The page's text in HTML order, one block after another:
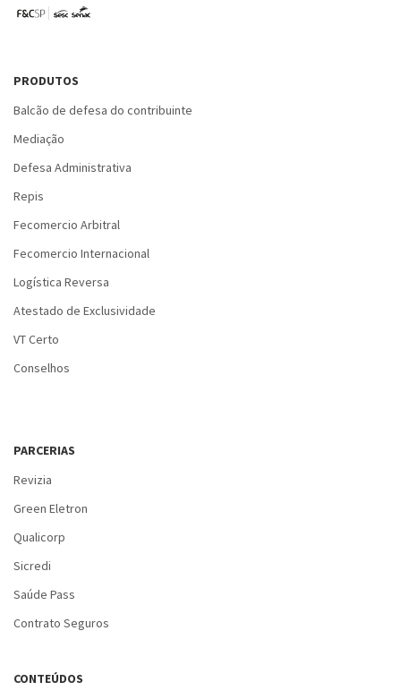
PRODUTOS
Balcão de defesa do contribuinte
Mediação
Defesa Administrativa
Repis
Fecomercio Arbitral
Fecomercio Internacional
Logística Reversa
Atestado de Exclusividade
VT Certo
Conselhos
PARCERIAS
Revizia
Green Eletron
Qualicorp
Sicredi
Saúde Pass
Contrato Seguros
CONTEÚDOS